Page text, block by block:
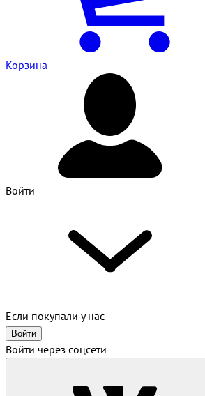
Корзина
Войти
Если покупали у нас
Войти
Войти через соцсети